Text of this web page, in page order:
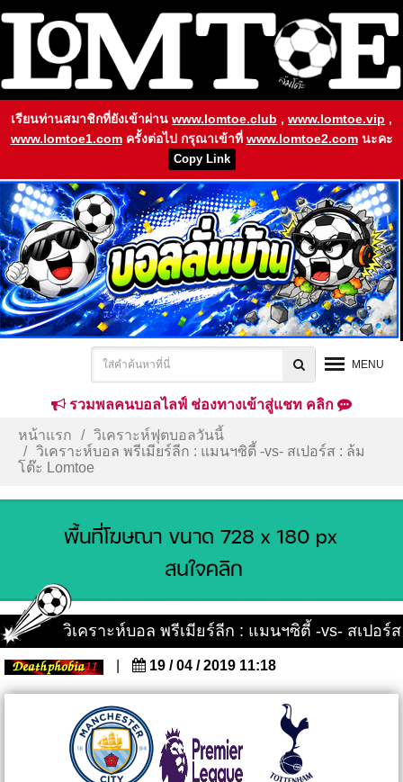
เรียนท่านสมาชิกที่ยังเข้าผ่าน www.lomtoe.club , www.lomtoe.vip ,
www.lomtoe1.com ครั้งต่อไป กรุณาเข้าที่ www.lomtoe2.comนะคะ
Copy Link
MENU
รวมพลคนบอลไลฟ์ ช่องทางเข้าสู่แชท คลิก
หน้าแรก
วิเคราะห์ฟุตบอลวันนี้
วิเคราะห์บอล พรีเมียร์ลีก : แมนฯซิตี้ -vs- สเปอร์ส : ล้ม
โต๊ะ Lomtoe
วิเคราะห์บอล พรีเมียร์ลีก : แมนฯซิตี้ -vs- สเปอร์ส
19 / 04 / 2019 11:18